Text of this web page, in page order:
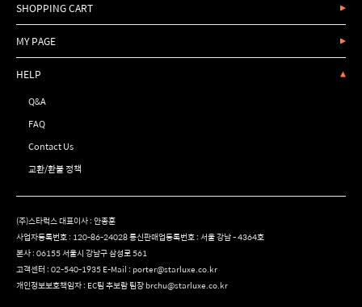
SHOPPING CART
MY PAGE
HELP
Q&A
FAQ
Contact Us
교환/환불 정책
(주)스타럭스 대표이사 : 안종훈
사업자등록번호 : 120-86-24028 통신판매업등록번호 : 서울 강남 - 4364호
본사 : 06155 서울시 강남구 삼성로 561
고객센터 :02-540-1935E-Mail : porter@starluxe.co.kr
개인정보보호책임자 : EC팀 추보람 팀장 brchu@starluxe.co.kr